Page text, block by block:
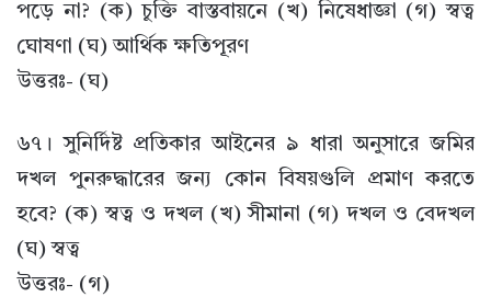
পড়ে না? (ক) চুক্তি বাস্তবায়নে (খ) নিষেধাজ্ঞা (গ) স্বত্ব
ঘোষণা (ঘ) আর্থিক ক্ষতিপূরণ
উত্তরঃ- (ঘ)
৬৭। সুনির্দিষ্ট প্রতিকার আইনের ৯ ধারা অনুসারে জমির
দখল পুনরুদ্ধারের জন্য কোন বিষয়গুলি প্রমাণ করতে
হবে? (ক) স্বত্ব ও দখল (খ) সীমানা (গ) দখল ও বেদখল
(ঘ) স্বত্ব
উত্তরঃ- (গ)